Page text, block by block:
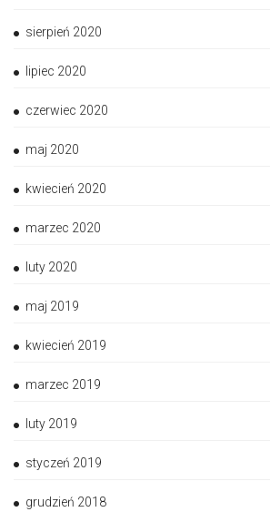
sierpień 2020
lipiec 2020
czerwiec 2020
maj 2020
kwiecień 2020
marzec 2020
luty 2020
maj 2019
kwiecień 2019
marzec 2019
luty 2019
styczeń 2019
grudzień 2018